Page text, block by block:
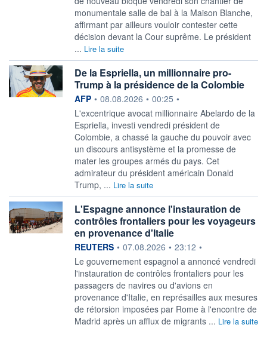
monumentale salle de bal à la Maison Blanche,
affirmant par ailleurs vouloir contester cette
décision devant la Cour suprême. Le président
... Lire la suite
De la Espriella, un millionnaire pro-
Trump à la présidence de la Colombie
information fournie par
AFP • 08.08.2026 • 00:25 •
L'excentrique avocat millionnaire Abelardo de la
Espriella, investi vendredi président de
Colombie, a chassé la gauche du pouvoir avec
un discours antisystème et la promesse de
mater les groupes armés du pays. Cet
admirateur du président américain Donald
Trump, ... Lire la suite
L'Espagne annonce l'instauration de
contrôles frontaliers pour les voyageurs
en provenance d'Italie
information fournie par
REUTERS • 07.08.2026 • 23:12 •
‌Le gouvernement espagnol a ​annoncé vendredi
l'instauration de contrôles frontaliers pour les
passagers ​de navires ou d'avions en ​
provenance d'Italie, en ⁠représailles aux mesures
de ‌rétorsion imposées par Rome à l'encontre de
​Madrid ‌après un afflux de ⁠migrants ... Lire la suite